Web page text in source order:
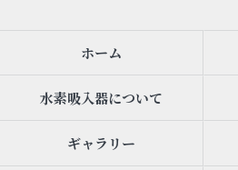
ホーム
水素吸入器について
ギャラリー